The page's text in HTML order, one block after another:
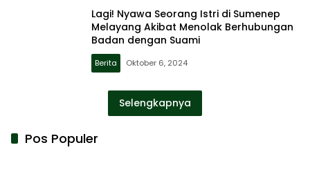
Lagi! Nyawa Seorang Istri di Sumenep
Melayang Akibat Menolak Berhubungan
Badan dengan Suami
Berita Oktober 6, 2024
Selengkapnya
Pos Populer